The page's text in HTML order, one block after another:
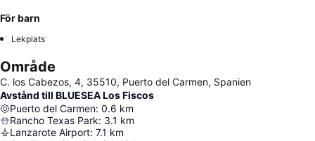
För barn
Lekplats
Område
C. los Cabezos, 4, 35510, Puerto del Carmen, Spanien
Avstånd till BLUESEA Los Fiscos
Puerto del Carmen: 0.6 km
Rancho Texas Park: 3.1 km
Lanzarote Airport: 7.1 km